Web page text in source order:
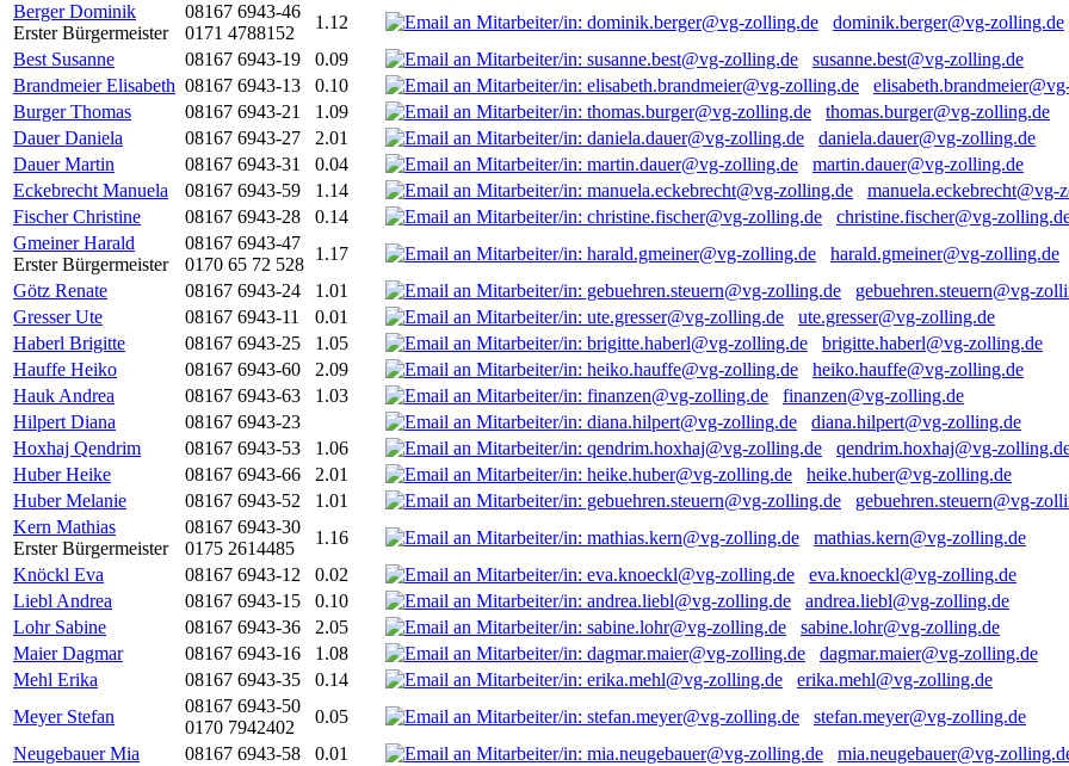
Berger Dominik
Erster Bürgermeister
08167 6943-46
0171 4788152
1.12
dominik.berger@vg-zolling.de
Best Susanne
08167 6943-19 0.09
susanne.best@vg-zolling.de
Brandmeier Elisabeth 08167 6943-13 0.10
Burger Thomas
08167 6943-21 1.09
thomas.burger@vg-zolling.de
Dauer Daniela
08167 6943-27 2.01
daniela.dauer@vg-zolling.de
Dauer Martin
08167 6943-31 0.04
martin.dauer@vg-zolling.de
Eckebrecht Manuela
08167 6943-59 1.14
manuela.eckebrecht@vg-
Fischer Christine
08167 6943-28 0.14
christine.fischer@vg-
Gmeiner Harald
Erster Bürgermeister
08167 6943-47
0170 65 72 528
1.17
harald.gmeiner@vg-zolling.de
Götz Renate
08167 6943-24 1.01
gebuehren.steuern@vg-
Gresser Ute
08167 6943-11 0.01
ute.gresser@vg-zolling.de
Haberl Brigitte
08167 6943-25 1.05
brigitte.haberl@vg-zolling.de
Hauffe Heiko
08167 6943-60 2.09
heiko.hauffe@vg-zolling.de
Hauk Andrea
08167 6943-63 1.03
finanzen@vg-zolling.de
Hilpert Diana
08167 6943-23
diana.hilpert@vg-zolling.de
Hoxhaj Qendrim
08167 6943-53 1.06
qendrim.hoxhaj@vg-
Huber Heike
08167 6943-66 2.01
heike.huber@vg-zolling.de
Huber Melanie
08167 6943-52 1.01
gebuehren.steuern@vg-
Kern Mathias
Erster Bürgermeister
08167 6943-30
0175 2614485
1.16
mathias.kern@vg-zolling.de
Knöckl Eva
08167 6943-12 0.02
eva.knoeckl@vg-zolling.de
Liebl Andrea
08167 6943-15 0.10
andrea.liebl@vg-zolling.de
Lohr Sabine
08167 6943-36 2.05
sabine.lohr@vg-zolling.de
Maier Dagmar
08167 6943-16 1.08
dagmar.maier@vg-zolling.de
Mehl Erika
08167 6943-35 0.14
erika.mehl@vg-zolling.de
Meyer Stefan
08167 6943-50
0170 7942402
0.05
stefan.meyer@vg-zolling.de
Neugebauer Mia
08167 6943-58 0.01
mia.neugebauer@vg-